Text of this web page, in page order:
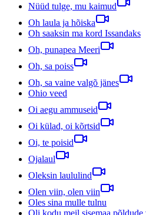
Nüüd tulge, mu kaimud
Oh laula ja hõiska
Oh saaksin ma kord Issandaks
Oh, punapea Meeri
Oh, sa poiss
Oh, sa vaine valgõ jänes
Ohio veed
Oi aegu ammuseid
Oi külad, oi kõrtsid
Oi, te poisid
Ojalaul
Oleksin laululind
Olen viin, olen viin
Oles sina mulle tulnu
Oli kodu meil sisemaa põldude